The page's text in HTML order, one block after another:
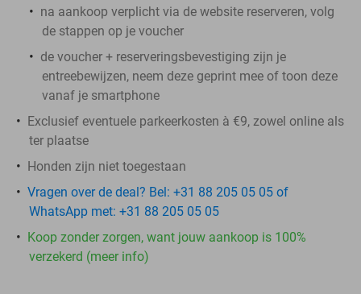
na aankoop verplicht via de website reserveren, volg
de stappen op je voucher
de voucher + reserveringsbevestiging zijn je
entreebewijzen, neem deze geprint mee of toon deze
vanaf je smartphone
Exclusief eventuele parkeerkosten à €9, zowel online als
ter plaatse
Honden zijn niet toegestaan
Vragen over de deal? Bel: +31 88 205 05 05 of
WhatsApp met: +31 88 205 05 05
Koop zonder zorgen, want jouw aankoop is 100%
verzekerd (meer info)